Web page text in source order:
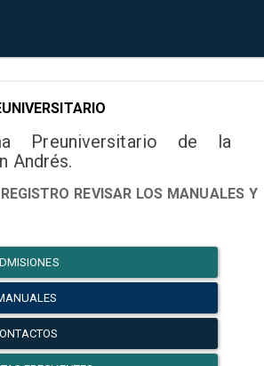
Preuniversitario de la
Andrés.
REVISAR LOS MANUALES Y